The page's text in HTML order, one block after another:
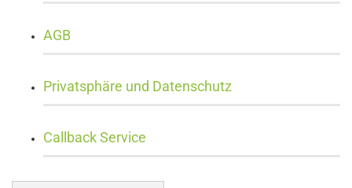
AGB
Privatsphäre und Datenschutz
Callback Service